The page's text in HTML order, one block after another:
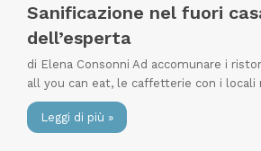
Sanificazione nel fuori
dell’esperta
di Elena Consonni Ad accomunare i
all you can eat, le caffetterie con i
Leggi di più »